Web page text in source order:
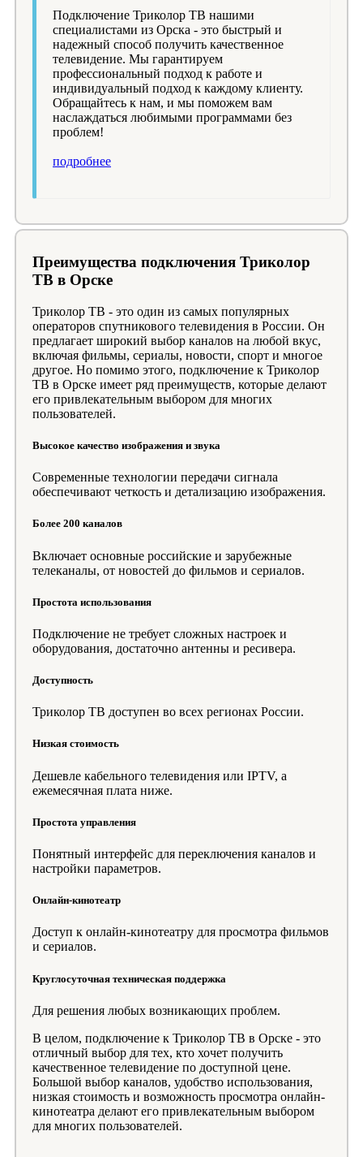
Подключение Триколор ТВ нашими
специалистами из Орска - это быстрый и
надежный способ получить качественное
телевидение. Мы гарантируем
профессиональный подход к работе и
индивидуальный подход к каждому клиенту.
Обращайтесь к нам, и мы поможем вам
наслаждаться любимыми программами без
проблем!
подробнее
Преимущества подключения Триколор
ТВ в Орске
Триколор ТВ - это один из самых популярных
операторов спутникового телевидения в России. Он
предлагает широкий выбор каналов на любой вкус,
включая фильмы, сериалы, новости, спорт и многое
другое. Но помимо этого, подключение к Триколор
ТВ в Орске имеет ряд преимуществ, которые делают
его привлекательным выбором для многих
пользователей.
Высокое качество изображения и звука
Современные технологии передачи сигнала
обеспечивают четкость и детализацию изображения.
Более 200 каналов
Включает основные российские и зарубежные
телеканалы, от новостей до фильмов и сериалов.
Простота использования
Подключение не требует сложных настроек и
оборудования, достаточно антенны и ресивера.
Доступность
Триколор ТВ доступен во всех регионах России.
Низкая стоимость
Дешевле кабельного телевидения или IPTV, а
ежемесячная плата ниже.
Простота управления
Понятный интерфейс для переключения каналов и
настройки параметров.
Онлайн-кинотеатр
Доступ к онлайн-кинотеатру для просмотра фильмов
и сериалов.
Круглосуточная техническая поддержка
Для решения любых возникающих проблем.
В целом, подключение к Триколор ТВ в Орске - это
отличный выбор для тех, кто хочет получить
качественное телевидение по доступной цене.
Большой выбор каналов, удобство использования,
низкая стоимость и возможность просмотра онлайн-
кинотеатра делают его привлекательным выбором
для многих пользователей.